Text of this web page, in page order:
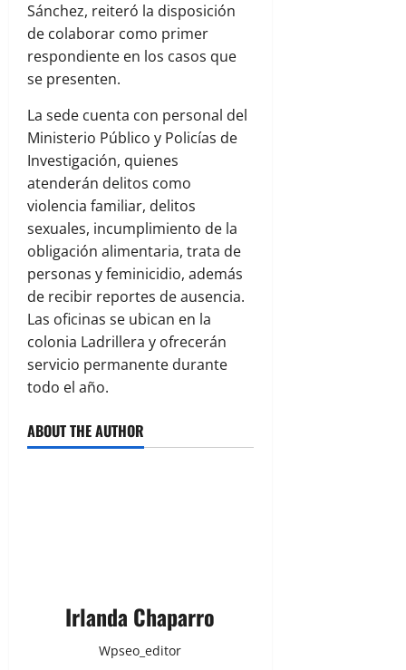
Sánchez, reiteró la disposición
de colaborar como primer
respondiente en los casos que
se presenten.
La sede cuenta con personal del
Ministerio Público y Policías de
Investigación, quienes
atenderán delitos como
violencia familiar, delitos
sexuales, incumplimiento de la
obligación alimentaria, trata de
personas y feminicidio, además
de recibir reportes de ausencia.
Las oficinas se ubican en la
colonia Ladrillera y ofrecerán
servicio permanente durante
todo el año.
ABOUT THE AUTHOR
Irlanda Chaparro
Wpseo_editor